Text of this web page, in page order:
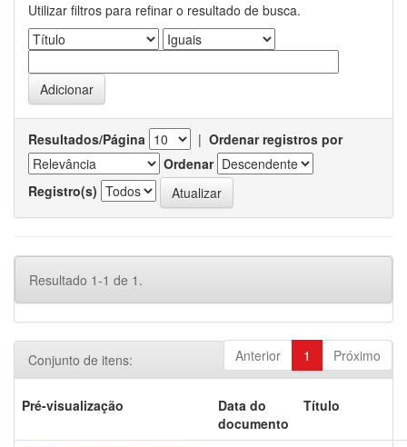
Utilizar filtros para refinar o resultado de busca.
Resultados/Página | Ordenar registros por
Ordenar
Registro(s)
Resultado 1-1 de 1.
Anterior 1 Próximo
Conjunto de itens:
Pré-visualização
Data do
documento
Título